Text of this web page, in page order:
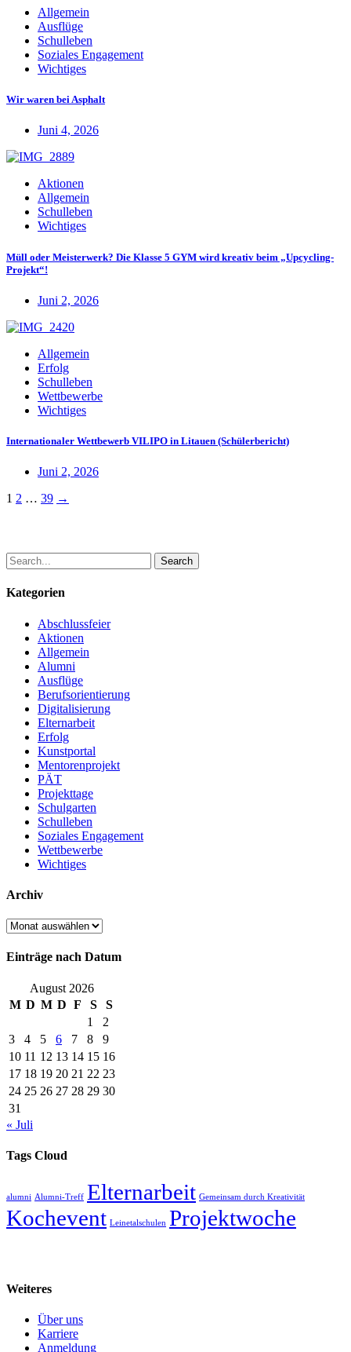
Allgemein
Ausflüge
Schulleben
Soziales Engagement
Wichtiges
Wir waren bei Asphalt
Juni 4, 2026
Aktionen
Allgemein
Schulleben
Wichtiges
Müll oder Meisterwerk? Die Klasse 5 GYM wird kreativ beim „Upcycling-
Projekt“!
Juni 2, 2026
Allgemein
Erfolg
Schulleben
Wettbewerbe
Wichtiges
Internationaler Wettbewerb VILIPO in Litauen (Schülerbericht)
Juni 2, 2026
Posts
1 2 … 39 →
Search
Kategorien
Abschlussfeier
Aktionen
Allgemein
Alumni
Ausflüge
Berufsorientierung
Digitalisierung
Elternarbeit
Erfolg
Kunstportal
Mentorenprojekt
PÄT
Projekttage
Schulgarten
Schulleben
Soziales Engagement
Wettbewerbe
Wichtiges
Archiv
Archiv
Einträge nach Datum
August 2026
M D M D F S
S
1
2
3
4 5 6 7 8
9
10 11 12 13 14 15 16
17 18 19 20 21 22 23
24 25 26 27 28 29 30
31
« Juli
Tags Cloud
alumni Alumni-Treff Elternarbeit Gemeinsam durch Kreativität
Kochevent Leinetalschulen Projektwoche
Weiteres
Über uns
Karriere
Anmeldung